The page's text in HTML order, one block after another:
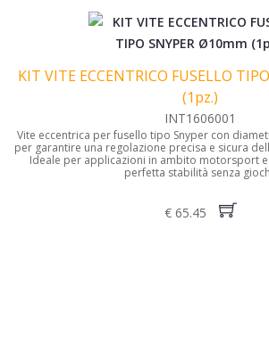
KIT VITE ECCENTRICO FUSELLO
(1pz.)
INT1606001
Vite eccentrica per fusello tipo Snyper con
per garantire una regolazione precisa e sicura
Ideale per applicazioni in ambito motorsport e
perfetta stabilità senza
€ 65.45